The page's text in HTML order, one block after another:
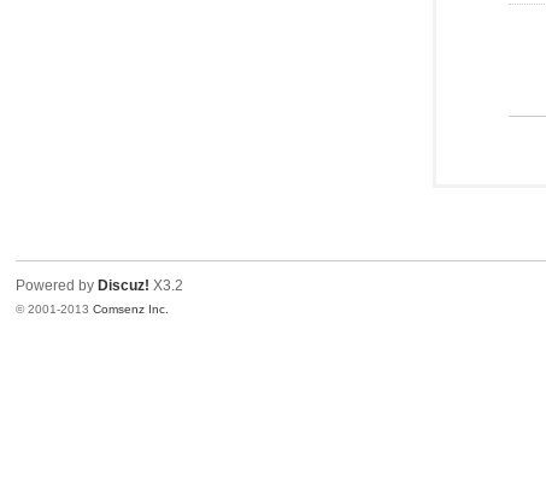
Powered by Discuz! X3.2
© 2001-2013Comsenz Inc.